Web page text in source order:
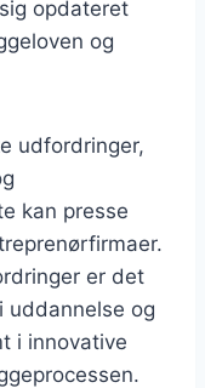
opdateret
og
udfordringer,
kan presse
er det
uddannelse og
i innovative